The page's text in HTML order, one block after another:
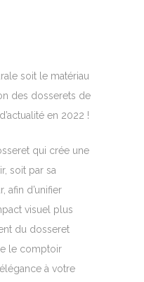
soit le matériau
des dosserets de
en 2022 !
qui crée une
soit par sa
afin d’unifier
visuel plus
du dosseret
le comptoir
à votre